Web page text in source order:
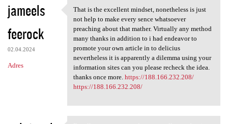
jameels
feerock
02.04.2024
Adres
That is the excellent mindset
That is the excellent mindset, nonetheless is just
not help to make every sence whatsoever
preaching about that mather. Virtually any method
many thanks in addition to i had endeavor to
promote your own article in to delicius
nevertheless it is apparently a dilemma using your
information sites can you please recheck the idea.
thanks once more. https://188.166.232.208/
https://188.166.232.208/